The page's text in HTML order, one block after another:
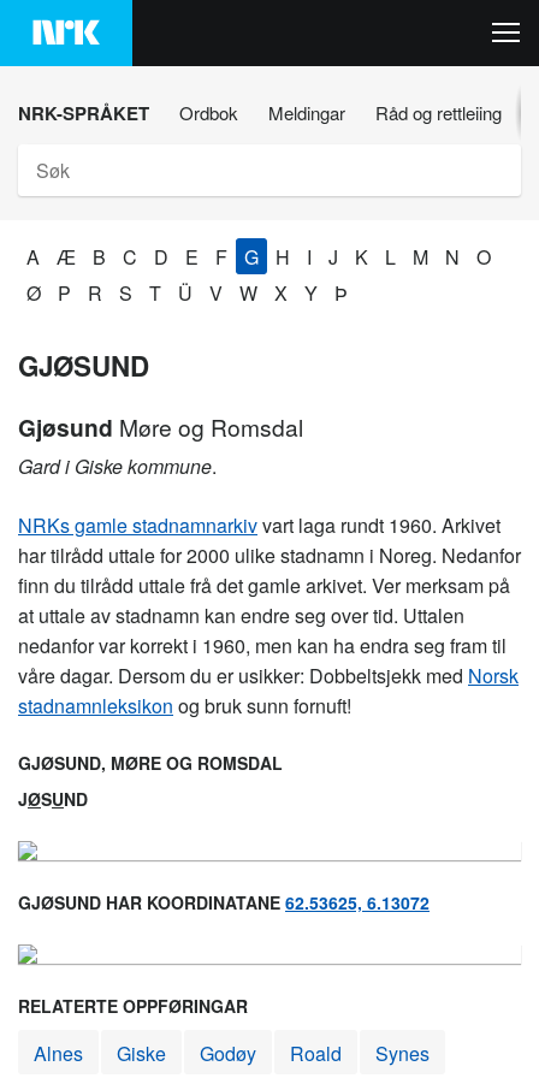
Hopp
innhaldet
NRK-SPRÅKET Ordbok Meldingar Råd og rettleiing
A Æ B C D E F G H I J K L M N
O
Ø
P R S T Ü V W X Y Þ
GJØSUND
Gjøsund Møre og Romsdal
Gard i Giske kommune.
NRKs gamle stadnamnarkivvart laga rundt 1960. Arkivet
har tilrådd uttale for 2000 ulike stadnamn i Noreg. Nedanfor
finn du tilrådd uttale frå det gamle arkivet. Ver merksam på
at uttale av stadnamn kan endre seg over tid. Uttalen
nedanfor var korrekt i 1960, men kan ha endra seg fram til
våre dagar. Dersom du er usikker: Dobbeltsjekk med Norsk
stadnamnleksikon og bruk sunn fornuft!
GJØSUND, MØRE OG ROMSDAL
JØSUND
GJØSUND HAR KOORDINATANE 62.53625, 6.13072
RELATERTE OPPFØRINGAR
Alnes Giske Godøy Roald Synes